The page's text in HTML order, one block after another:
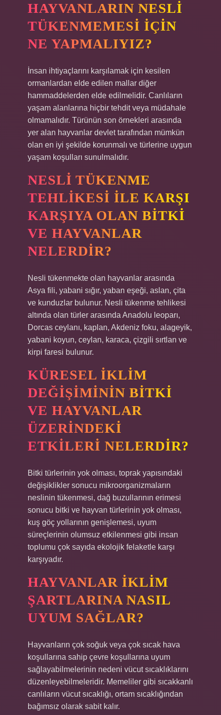
HAYVANLARIN NESLI
TÜKENMEMESI IÇIN
NE YAPMALIYIZ?
İnsan ihtiyaçlarını karşılamak için kesilen
ormanlardan elde edilen mallar diğer
hammaddelerden elde edilmelidir. Canlıların
yaşam alanlarına hiçbir tehdit veya müdahale
olmamalıdır. Türünün son örnekleri arasında
yer alan hayvanlar devlet tarafından mümkün
olan en iyi şekilde korunmalı ve türlerine uygun
yaşam koşulları sunulmalıdır.
NESLI TÜKENME
TEHLIKESI ILE KARŞI
KARŞIYA OLAN BITKI
VE HAYVANLAR
NELERDIR?
Nesli tükenmekte olan hayvanlar arasında
Asya fili, yabani sığır, yaban eşeği, aslan, çita
ve kunduzlar bulunur. Nesli tükenme tehlikesi
altında olan türler arasında Anadolu leoparı,
Dorcas ceylanı, kaplan, Akdeniz foku, alageyik,
yabani koyun, ceylan, karaca, çizgili sırtlan ve
kirpi faresi bulunur.
KÜRESEL IKLIM
DEĞIŞIMININ BITKI
VE HAYVANLAR
ÜZERINDEKI
ETKILERI NELERDIR?
Bitki türlerinin yok olması, toprak yapısındaki
değişiklikler sonucu mikroorganizmaların
neslinin tükenmesi, dağ buzullarının erimesi
sonucu bitki ve hayvan türlerinin yok olması,
kuş göç yollarının genişlemesi, uyum
süreçlerinin olumsuz etkilenmesi gibi insan
toplumu çok sayıda ekolojik felaketle karşı
karşıyadır.
HAYVANLAR IKLIM
ŞARTLARINA NASIL
UYUM SAĞLAR?
Hayvanların çok soğuk veya çok sıcak hava
koşullarına sahip çevre koşullarına uyum
sağlayabilmelerinin nedeni vücut sıcaklıklarını
düzenleyebilmeleridir. Memeliler gibi sıcakkanlı
canlıların vücut sıcaklığı, ortam sıcaklığından
bağımsız olarak sabit kalır.